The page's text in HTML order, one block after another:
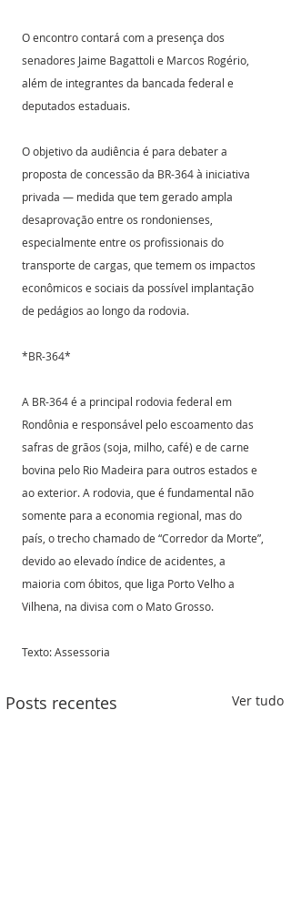
O encontro contará com a presença dos
senadores Jaime Bagattoli e Marcos Rogério,
além de integrantes da bancada federal e
deputados estaduais.
O objetivo da audiência é para debater a
proposta de concessão da BR-364 à iniciativa
privada — medida que tem gerado ampla
desaprovação entre os rondonienses,
especialmente entre os profissionais do
transporte de cargas, que temem os impactos
econômicos e sociais da possível implantação
de pedágios ao longo da rodovia.
*BR-364*
A BR-364 é a principal rodovia federal em
Rondônia e responsável pelo escoamento das
safras de grãos (soja, milho, café) e de carne
bovina pelo Rio Madeira para outros estados e
ao exterior. A rodovia, que é fundamental não
somente para a economia regional, mas do
país, o trecho chamado de “Corredor da Morte”,
devido ao elevado índice de acidentes, a
maioria com óbitos, que liga Porto Velho a
Vilhena, na divisa com o Mato Grosso.
Texto: Assessoria
Posts recentes Ver tudo